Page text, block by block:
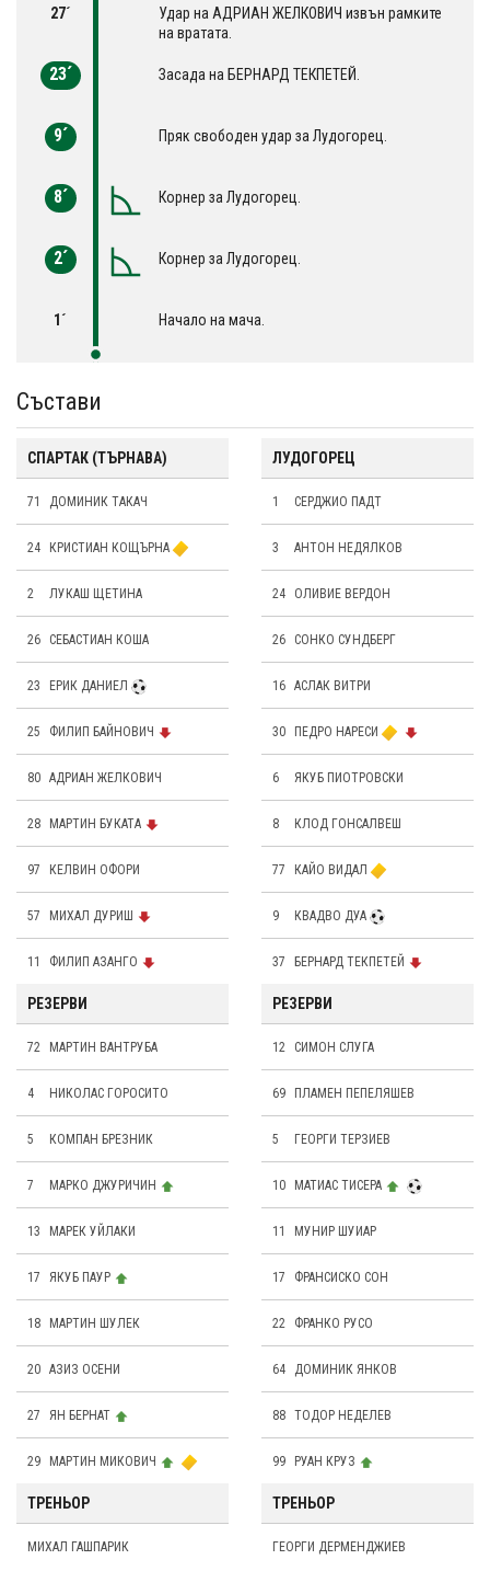
27´
Удар на АДРИАН ЖЕЛКОВИЧ извън рамките
на вратата.
23´ Засада на БЕРНАРД ТЕКПЕТЕЙ.
9´ Пряк свободен удар за Лудогорец.
8´ Корнер за Лудогорец.
2´ Корнер за Лудогорец.
1´ Начало на мача.
Състави
СПАРТАК (ТЪРНАВА)
71 ДОМИНИК ТАКАЧ
24 КРИСТИАН КОЩЪРНА
2 ЛУКАШ ЩЕТИНА
26 СЕБАСТИАН КОША
23 ЕРИК ДАНИЕЛ
25 ФИЛИП БАЙНОВИЧ
80 АДРИАН ЖЕЛКОВИЧ
28 МАРТИН БУКАТА
97 КЕЛВИН ОФОРИ
57 МИХАЛ ДУРИШ
11 ФИЛИП АЗАНГО
РЕЗЕРВИ
72 МАРТИН ВАНТРУБА
4 НИКОЛАС ГОРОСИТО
5 КОМПАН БРЕЗНИК
7 МАРКО ДЖУРИЧИН
13 МАРЕК УЙЛАКИ
17 ЯКУБ ПАУР
18 МАРТИН ШУЛЕК
20 АЗИЗ ОСЕНИ
27 ЯН БЕРНАТ
29 МАРТИН МИКОВИЧ
ЛУДОГОРЕЦ
1 СЕРДЖИО ПАДТ
3 АНТОН НЕДЯЛКОВ
24 OЛИВИЕ ВЕРДОН
26 СОНКО СУНДБЕРГ
16 АСЛАК ВИТРИ
30 ПЕДРО НАРЕСИ
6 ЯКУБ ПИОТРОВСКИ
8 КЛОД ГОНСАЛВЕШ
77 КАЙО ВИДАЛ
9 КВАДВО ДУА
37 БЕРНАРД ТЕКПЕТЕЙ
РЕЗЕРВИ
12 СИМОН СЛУГА
69 ПЛАМЕН ПЕПЕЛЯШЕВ
5 ГЕОРГИ ТЕРЗИЕВ
10 МАТИАС ТИСЕРА
11 МУНИР ШУИАР
17 ФРАНСИСКО СОН
22 ФРАНКО РУСО
64 ДОМИНИК ЯНКОВ
88 ТОДОР НЕДЕЛЕВ
99 РУАН КРУЗ
ТРЕНЬОР
МИХАЛ ГАШПАРИК
ТРЕНЬОР
ГЕОРГИ ДЕРМЕНДЖИЕВ